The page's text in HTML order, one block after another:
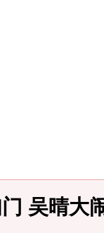
吴晴大